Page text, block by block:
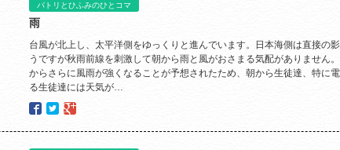
パトリとひふみのひとコマ
雨
台風が北上し、太平洋側をゆっくりと進んでいます。日本海側は直接の
うですが秋雨前線を刺激して朝から雨と風がおさまる気配がありません
からさらに風雨が強くなることが予想されたため、朝から生徒達、特に
る生徒達には天気が…